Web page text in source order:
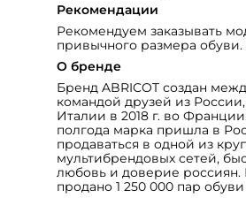
Рекомендации
Рекомендуем заказывать
привычного размера обуви.
О бренде
Бренд ABRICOT создан
командой друзей из
Италии в 2018 г. во
полгода марка пришла в
продаваться в одной из
мультибрендовых сетей,
любовь и доверие россиян.
продано 1 250 000 пар обуви